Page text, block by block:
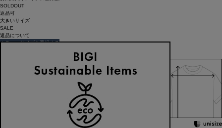
SOLDOUT
返品可
大きいサイズ
SALE
返品について
カラー・サイズを選択する
158cm 51kgRecommended
Crotch +4cm
Find out more on your body type